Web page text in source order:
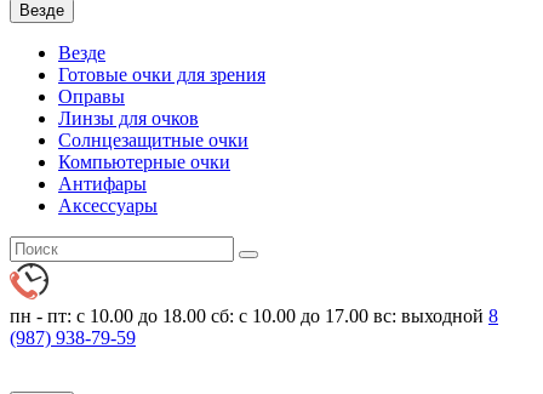
Везде
Везде
Готовые очки для зрения
Оправы
Линзы для очков
Солнцезащитные очки
Компьютерные очки
Антифары
Аксессуары
пн - пт: с 10.00 до 18.00 сб: с 10.00 до 17.00 вс: выходной 8
(987) 938-79-59